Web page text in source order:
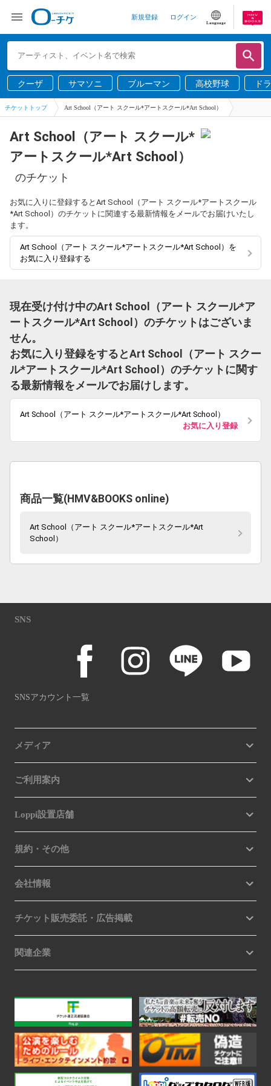
新規登録 ログイン
Language
クーザ サマソニ ブルーマン 高校野球 ド
チケットトップ Art School（アート スクール*アートスクール*Art School）
Art School（アート スクール*
アートスクール*Art School）
のチケット
お気に入りに登録するとArt School（アート スクール*アートスクール
*Art School）のチケットに関連する最新情報をメールでお届けいたし
ます。
Art School（アート スクール*アートスクール*Art School）を
お気に入り登録する
現在受け付け中のArt School（アート スクール*ア
ートスクール*Art School）のチケットはございま
せん。
お気に入り登録をするとArt School（アート スクー
ル*アートスクール*Art School）のチケットに関す
る最新情報をメールでお届けします。
Art School（アート スクール*アートスクール*Art School）
お気に入り登録
商品一覧(HMV&BOOKS online)
Art School（アート スクール*アートスクール*Art
School）
SNS
SNSアカウント一覧
メディア
ご利用案内
Loppi設置店舗
規約・その他
会社情報
チケット販売委託・広告掲載
関連企業